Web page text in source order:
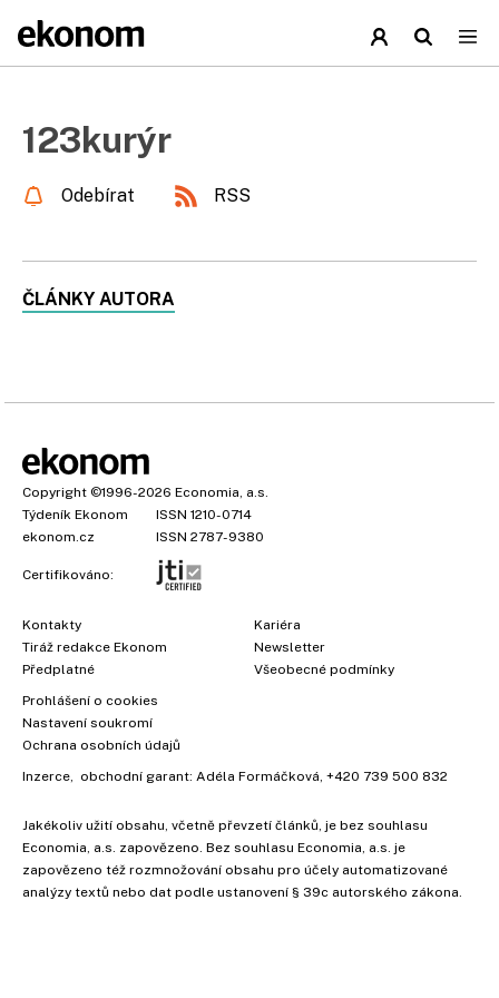
123kurýr
Odebírat RSS
ČLÁNKY AUTORA
Copyright ©1996-2026 Economia, a.s.
Týdeník Ekonom
ISSN 1210-0714
ekonom.cz
ISSN 2787-9380
Certifikováno:
Kontakty
Tiráž redakce Ekonom
Předplatné
Kariéra
Newsletter
Všeobecné podmínky
Prohlášení o cookies
Nastavení soukromí
Ochrana osobních údajů
Inzerce, obchodní garant: Adéla Formáčková, +420 739 500 832
Jakékoliv užití obsahu, včetně převzetí článků, je bez souhlasu
Economia, a.s. zapovězeno. Bez souhlasu Economia, a.s. je
zapovězeno též rozmnožování obsahu pro účely automatizované
analýzy textů nebo dat podle ustanovení § 39c autorského zákona.